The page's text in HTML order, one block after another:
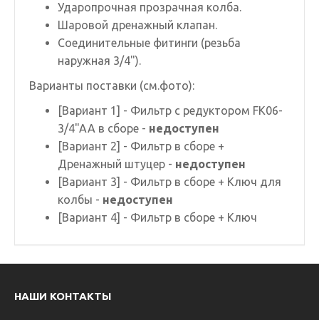
Ударопрочная прозрачная колба.
Шаровой дренажный клапан.
Соединительные фитинги (резьба
наружная 3/4").
Варианты поставки (см.фото):
[Вариант 1] - Фильтр с редуктором FK06-
3/4"AA в сборе - недоступен
[Вариант 2] - Фильтр в сборе +
Дренажный штуцер - недоступен
[Вариант 3] - Фильтр в сборе + Ключ для
колбы - недоступен
[Вариант 4] - Фильтр в сборе + Ключ
НАШИ КОНТАКТЫ